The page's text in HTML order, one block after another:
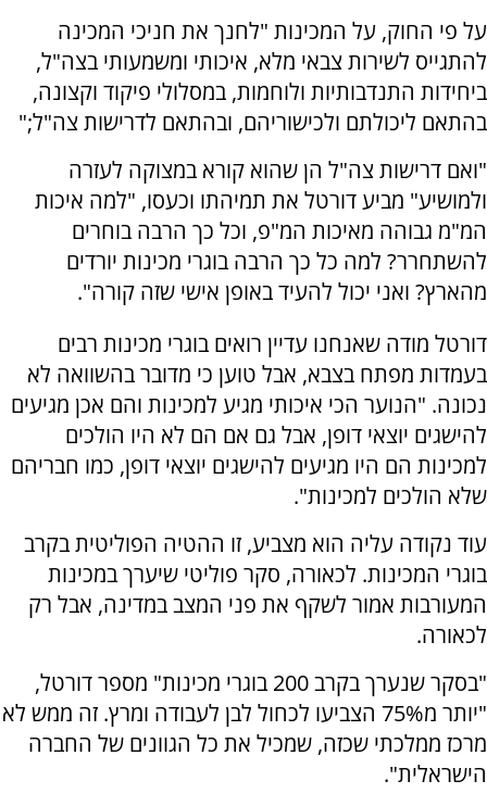
על פי החוק, על המכינות "לחנך את חניכי המכינה
להתגייס לשירות צבאי מלא, איכותי ומשמעותי בצה"ל,
ביחידות התנדבותיות ולוחמות, במסלולי פיקוד וקצונה,
בהתאם ליכולתם ולכישוריהם, ובהתאם לדרישות צה"ל;"
"ואם דרישות צה"ל הן שהוא קורא במצוקה לעזרה
ולמושיע" מביע דורטל את תמיהתו וכעסו, "למה איכות
המ"מ גבוהה מאיכות המ"פ, וכל כך הרבה בוחרים
להשתחרר? למה כל כך הרבה בוגרי מכינות יורדים
מהארץ? ואני יכול להעיד באופן אישי שזה קורה".
דורטל מודה שאנחנו עדיין רואים בוגרי מכינות רבים
בעמדות מפתח בצבא, אבל טוען כי מדובר בהשוואה לא
נכונה. "הנוער הכי איכותי מגיע למכינות והם אכן מגיעים
להישגים יוצאי דופן, אבל גם אם הם לא היו הולכים
למכינות הם היו מגיעים להישגים יוצאי דופן, כמו חבריהם
שלא הולכים למכינות".
עוד נקודה עליה הוא מצביע, זו ההטיה הפוליטית בקרב
בוגרי המכינות. לכאורה, סקר פוליטי שיערך במכינות
המעורבות אמור לשקף את פני המצב במדינה, אבל רק
לכאורה.
"בסקר שנערך בקרב 200 בוגרי מכינות" מספר דורטל,
"יותר מ75% הצביעו לכחול לבן לעבודה ומרץ. זה ממש לא
מרכז ממלכתי שכזה, שמכיל את כל הגוונים של החברה
הישראלית".